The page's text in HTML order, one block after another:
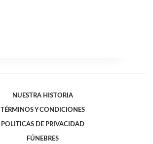
NUESTRA HISTORIA
TÉRMINOS Y CONDICIONES
POLITICAS DE PRIVACIDAD
FÚNEBRES